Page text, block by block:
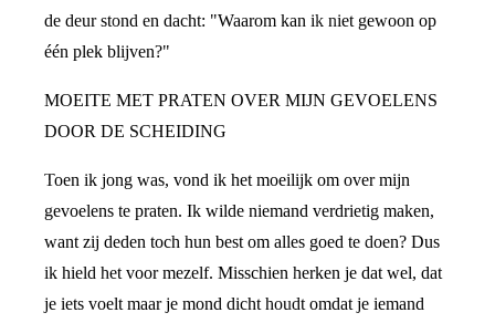
de deur stond en dacht: "Waarom kan ik niet gewoon op
één plek blijven?"
MOEITE MET PRATEN OVER MIJN GEVOELENS
DOOR DE SCHEIDING
Toen ik jong was, vond ik het moeilijk om over mijn
gevoelens te praten. Ik wilde niemand verdrietig maken,
want zij deden toch hun best om alles goed te doen? Dus
ik hield het voor mezelf. Misschien herken je dat wel, dat
je iets voelt maar je mond dicht houdt omdat je iemand